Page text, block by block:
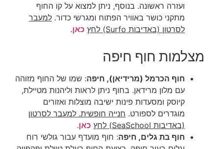
ועזרה ראשונה. בנוסף, ניתן למצוא על קו החוף
מתקני כושר באוויר הפתוח ומגרשי כדור. למעבר
לסרטון (באדיבות Surfo) לחץ
כאן.
מצלמות חוף חיפה
חוף הכרמל (מרידיאן), חיפה: שמו של החוף מזוהה
עם מלון מרידאן. בחוף ניתן לראות וליהנות מטיילת,
קיוסק ומסעדות פינות ישיבה מוצלות ואזורים
מוגדרים לספורט. חנייה חופשית. למעבר לסרטון
(באדיבות SeaSchool) לחץ
כאן.
חוף בת גלים, חיפה: חוף מועדף עבור גולשי רוח